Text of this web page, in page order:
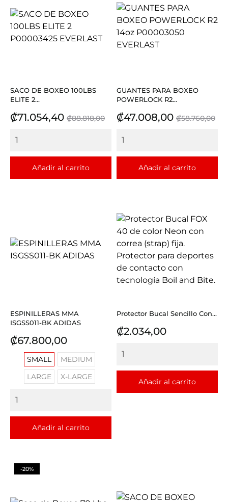
SACO DE BOXEO 100LBS
ELITE 2...
Precio
₡71.054,40 Precio
₡88.818,00
Añadir al carrito
GUANTES PARA BOXEO
POWERLOCK R2...
Precio
₡47.008,00 Precio
₡58.760,00
Añadir al carrito
ESPINILLERAS MMA
ISGSS011-BK ADIDAS
Precio
₡67.800,00
SMALL
MEDIUM
LARGE
X-LARGE
Añadir al carrito
Protector Bucal Sencillo Con...
Precio
₡2.034,00
Añadir al carrito
-20%